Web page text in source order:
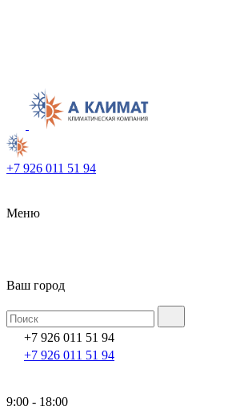
+7 926 011 51 94
Меню
Ваш город
+7 926 011 51 94
+7 926 011 51 94
9:00 - 18:00